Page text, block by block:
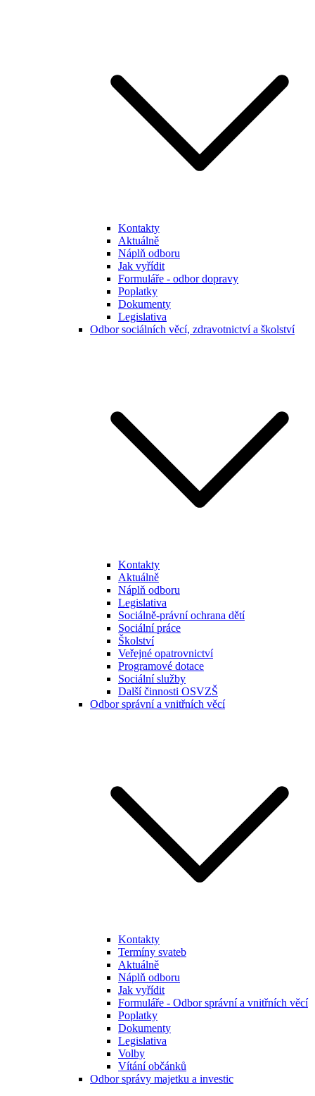
Kontakty
Aktuálně
Náplň odboru
Jak vyřídit
Formuláře - odbor dopravy
Poplatky
Dokumenty
Legislativa
Odbor sociálních věcí, zdravotnictví a školství
Kontakty
Aktuálně
Náplň odboru
Legislativa
Sociálně-právní ochrana dětí
Sociální práce
Školství
Veřejné opatrovnictví
Programové dotace
Sociální služby
Další činnosti OSVZŠ
Odbor správní a vnitřních věcí
Kontakty
Termíny svateb
Aktuálně
Náplň odboru
Jak vyřídit
Formuláře - Odbor správní a vnitřních věcí
Poplatky
Dokumenty
Legislativa
Volby
Vítání občánků
Odbor správy majetku a investic